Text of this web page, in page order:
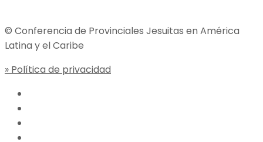
© Conferencia de Provinciales Jesuitas en América
Latina y el Caribe
» Política de privacidad